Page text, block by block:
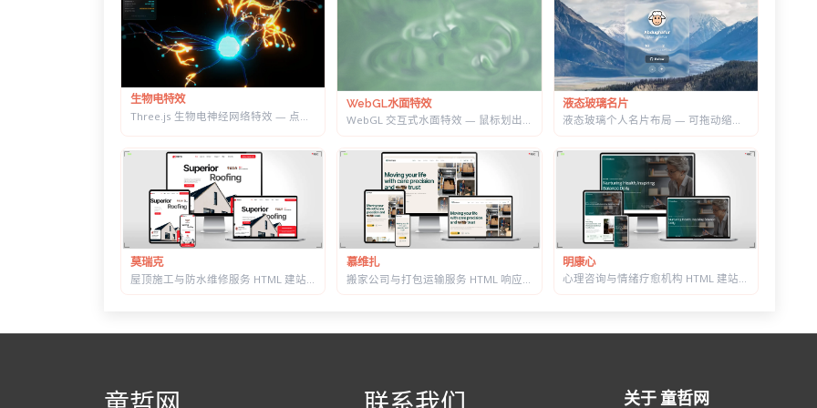
生物电特效
WebGL水面特效
WebGL 交互式水面特效 — 鼠标划出真实涟漪，带焦散光斑和五套水景预设
液态玻璃名片
莫瑞克
慕维扎
明康心
心理咨询与情绪疗愈机构 HTML 建站模板 | 个体咨询/家庭治疗/正念课程网站专用
关于 童哲网